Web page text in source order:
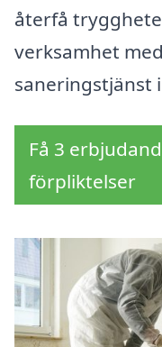
återfå
verksamhet
saneringstjänst
Få 3
förpliktelser